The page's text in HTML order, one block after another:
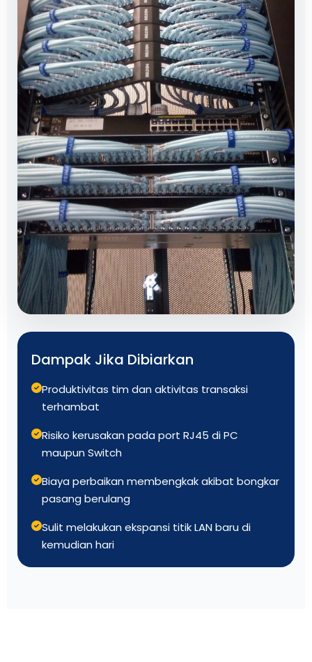
Dampak Jika Dibiarkan
Produktivitas tim dan aktivitas transaksi
terhambat
Risiko kerusakan pada port RJ45 di PC
maupun Switch
Biaya perbaikan membengkak akibat bongkar
pasang berulang
Sulit melakukan ekspansi titik LAN baru di
kemudian hari